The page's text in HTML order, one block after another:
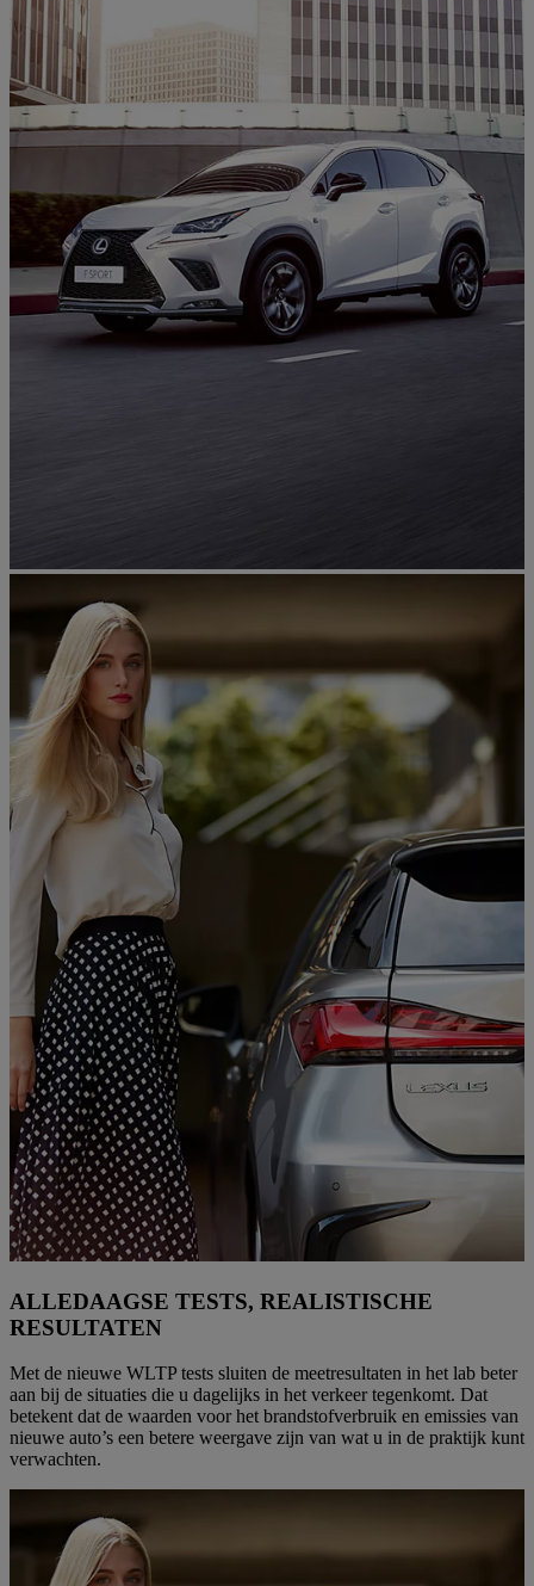
ALLEDAAGSE TESTS, REALISTISCHE
RESULTATEN
Met de nieuwe WLTP tests sluiten de meetresultaten in het lab beter
aan bij de situaties die u dagelijks in het verkeer tegenkomt. Dat
betekent dat de waarden voor het brandstofverbruik en emissies van
nieuwe auto’s een betere weergave zijn van wat u in de praktijk kunt
verwachten.